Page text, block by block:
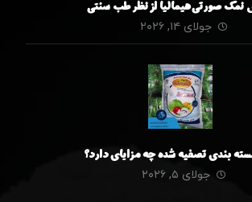
نمک صورتی هیمالیا از نظر طب سنتی
جولای ۱۴, ۲۰۲۶
بندی تصفیه شده چه مزایای دارد؟
جولای ۵, ۲۰۲۶